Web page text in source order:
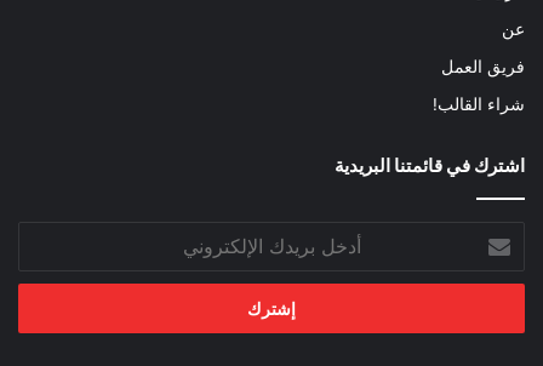
عن
فريق العمل
شراء القالب!
اشترك في قائمتنا البريدية
بريدك
الإلكتروني